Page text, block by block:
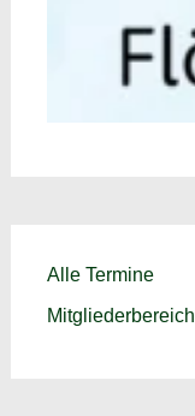
Alle Termine
Mitgliederbereich